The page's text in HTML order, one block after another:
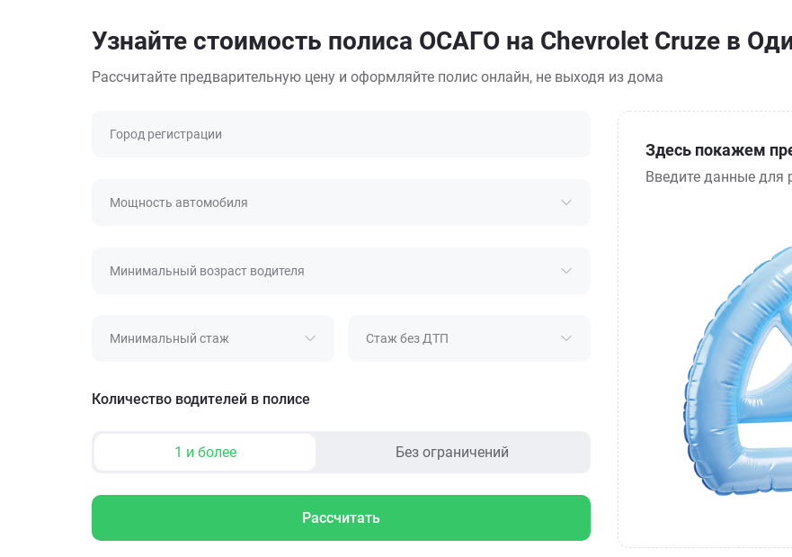
Узнайте стоимость полиса ОСАГО на Chevrolet Cruze в
Рассчитайте предварительную цену и оформляйте полис онлайн, не выходя из дома
Город регистрации
Мощность автомобиля
Минимальный возраст водителя
Минимальный стаж Стаж без ДТП
Количество водителей в полисе
1 и более Без ограничений
Рассчитать
Здесь покажем
Введите данные для